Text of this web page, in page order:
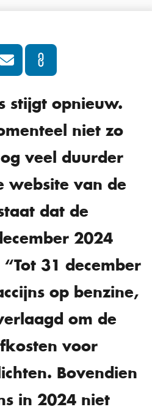
stijgt opnieuw.
niet zo
veel duurder
website van de
dat de
2024
31 december
op benzine,
om de
voor
Bovendien
in 2024 niet